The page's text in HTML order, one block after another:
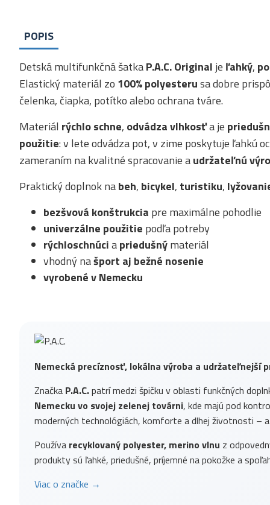
Nemecká precíznosť, lokálna výroba a udržateľnejší
Značka P.A.C.patrí medzi špičku v oblasti funkčných
Nemecku vo svojej zelenej továrni, kde majú pod
moderných technológiách, komforte a dlhej životnosti –
Používa recyklovaný polyester, merino vlnu z
produkty sú ľahké, priedušné, príjemné na pokožke a
Viac o značke →
POPIS
Detská multifunkčná šatkaP.A.C. Original je ľahký,
Elastický materiál zo 100% polyesterusa dobre
čelenka, čiapka, potítko alebo ochrana tváre.
Materiál rýchlo schne, odvádza vlhkosťa je
použitie: v lete odvádza pot, v zime poskytuje ľahkú
zameraním na kvalitné spracovanie audržateľnú
Praktický doplnok nabeh, bicykel, turistiku,
bezšvová konštrukcia pre maximálne pohodlie
univerzálne použitie podľa potreby
rýchloschnúciapriedušnýmateriál
vhodný našport aj bežné nosenie
vyrobené v Nemecku